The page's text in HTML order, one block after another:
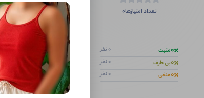
تعداد امتیازها0
0مثبت 0 نفر
0بی طرف 0 نفر
0منفی 0 نفر